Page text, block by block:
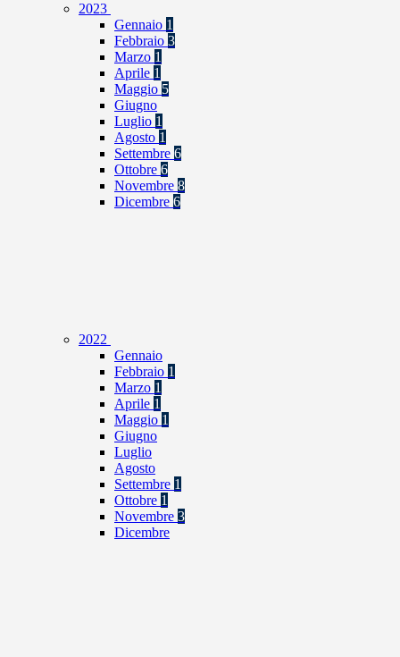
2023
Gennaio 1
Febbraio 3
Marzo 1
Aprile 1
Maggio 5
Giugno
Luglio 1
Agosto 1
Settembre 6
Ottobre 6
Novembre 8
Dicembre 6
2022
Gennaio
Febbraio 1
Marzo 1
Aprile 1
Maggio 1
Giugno
Luglio
Agosto
Settembre 1
Ottobre 1
Novembre 3
Dicembre